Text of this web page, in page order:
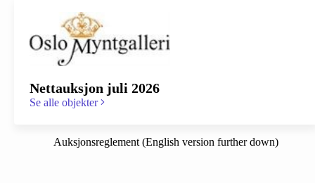
Nettauksjon juli 2026
Se alle objekter
Auksjonsreglement (English version further down)